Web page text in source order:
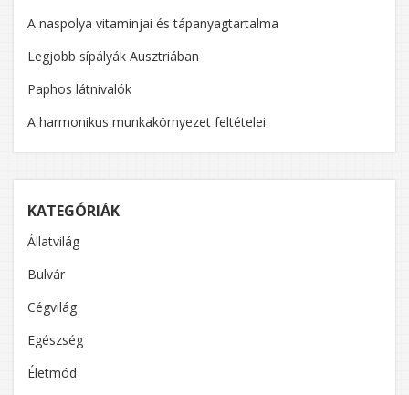
A naspolya vitaminjai és tápanyagtartalma
Legjobb sípályák Ausztriában
Paphos látnivalók
A harmonikus munkakörnyezet feltételei
KATEGÓRIÁK
Állatvilág
Bulvár
Cégvilág
Egészség
Életmód